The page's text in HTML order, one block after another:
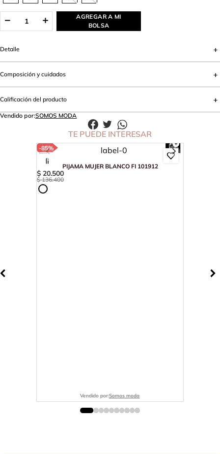
AGREGAR A MI
BOLSA
Detalle
Composición y cuidados
Calificación del producto
Vendido por:SOMOS MODA
TE PUEDE INTERESAR
-85%
PIJAMA MUJER BLANCO FI 101912
$ 20.500
$ 136.400
Vendido por:Somos moda